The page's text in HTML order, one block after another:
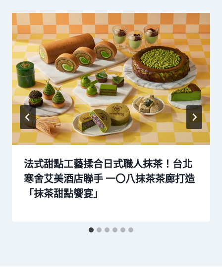
法式甜點工藝揉合日式職人抹茶！台北
寒舍艾美酒店聯手 一〇八抹茶茶廊打造
「抹茶甜點饗宴」